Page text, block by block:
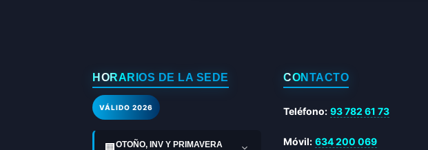
HORARIOS DE LA SEDE
VÁLIDO 2026
OTOÑO, INV Y PRIMAVERA
CONTACTO
Teléfono: 93 782 61 73
Móvil: 634 200 069